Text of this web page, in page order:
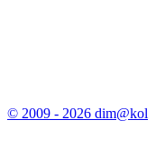
© 2009 - 2026 dim@kol